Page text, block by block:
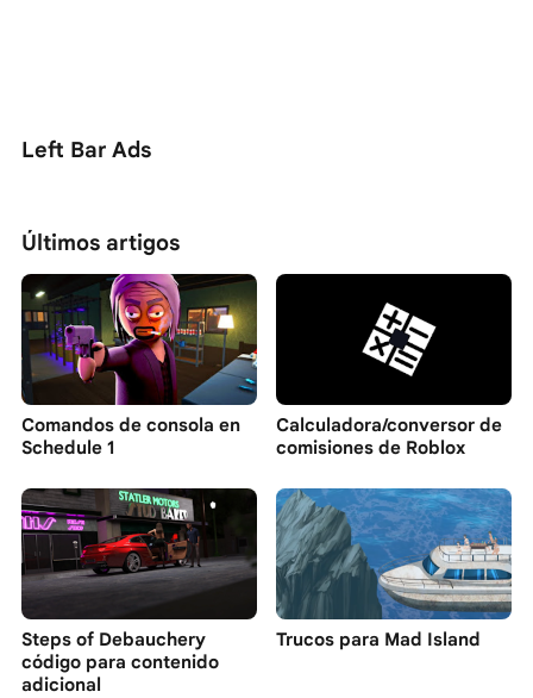
Left Bar Ads
Últimos artigos
Comandos de consola en
Schedule 1
Calculadora/conversor de
comisiones de Roblox
Steps of Debauchery
código para contenido
adicional
Trucos para Mad Island